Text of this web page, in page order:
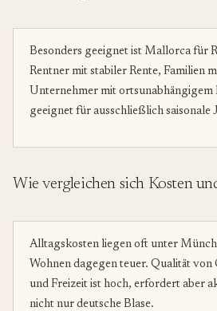
Besonders geeignet ist Mallorca für
Rentner mit stabiler Rente, Familien
Unternehmer mit ortsunabhängigem
geeignet für ausschließlich saisonale
Wie vergleichen sich Kosten
Alltagskosten liegen oft unter
Wohnen dagegen teuer. Qualität
und Freizeit ist hoch, erfordert aber
nicht nur deutsche Blase.